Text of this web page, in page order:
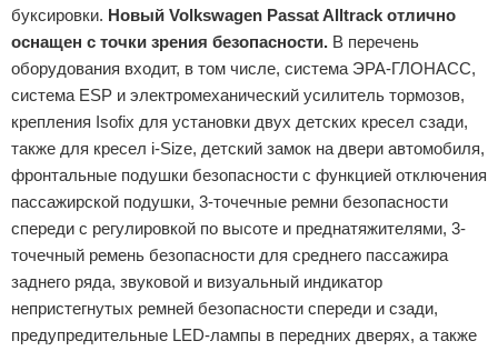
буксировки. Новый Volkswagen Passat Alltrack отлично
оснащен с точки зрения безопасности. В перечень
оборудования входит, в том числе, система ЭРА-ГЛОНАСС,
система ESP и электромеханический усилитель тормозов,
крепления Isofix для установки двух детских кресел сзади,
также для кресел i-Size, детский замок на двери автомобиля,
фронтальные подушки безопасности с функцией отключения
пассажирской подушки, 3-точечные ремни безопасности
спереди с регулировкой по высоте и преднатяжителями, 3-
точечный ремень безопасности для среднего пассажира
заднего ряда, звуковой и визуальный индикатор
непристегнутых ремней безопасности спереди и сзади,
предупредительные LED-лампы в передних дверях, а также